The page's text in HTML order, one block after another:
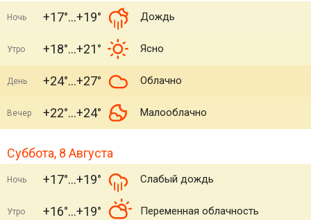
Ночь +17° +19° Дождь
Утро +18° +21° Ясно
День +24° +27° Облачно
Вечер +22° +24° Малооблачно
Суббота, 8 Августа
Ночь +17° +19° Слабый дождь
Утро +16° +19° Переменная облачность